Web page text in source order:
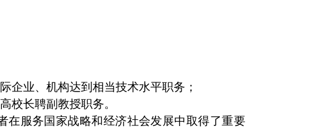
企业、机构达到相当技术水平职务；
校长聘副教授职务。
在服务国家战略和经济社会发展中取得了重要